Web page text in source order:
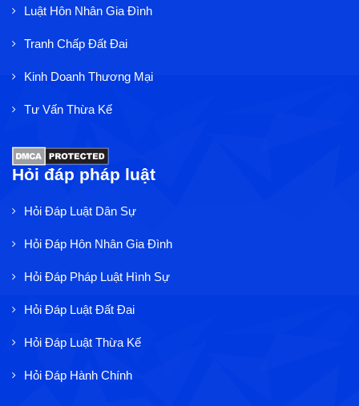
Luật Hôn Nhân Gia Đình
Tranh Chấp Đất Đai
Kinh Doanh Thương Mại
Tư Vấn Thừa Kế
Hỏi đáp pháp luật
Hỏi Đáp Luật Dân Sự
Hỏi Đáp Hôn Nhân Gia Đình
Hỏi Đáp Pháp Luật Hình Sự
Hỏi Đáp Luật Đất Đai
Hỏi Đáp Luật Thừa Kế
Hỏi Đáp Hành Chính